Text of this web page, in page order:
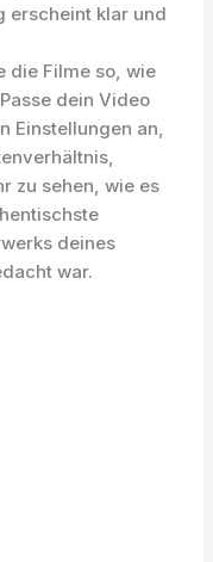
erscheint klar und
die Filme so, wie
dein Video
Einstellungen an,
zu sehen, wie es
deines
war.